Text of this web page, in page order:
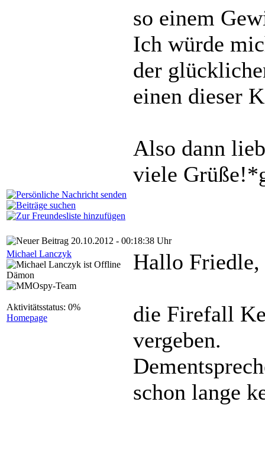
so einem
Ich würde
der
einen dieser
Also dann
viele
20.10.2012 - 00:18:38 Uhr
Michael Lanczyk
Dämon
Aktivitätsstatus: 0%
Homepage
Hallo Friedle,
die Firefall
vergeben.
schon lange